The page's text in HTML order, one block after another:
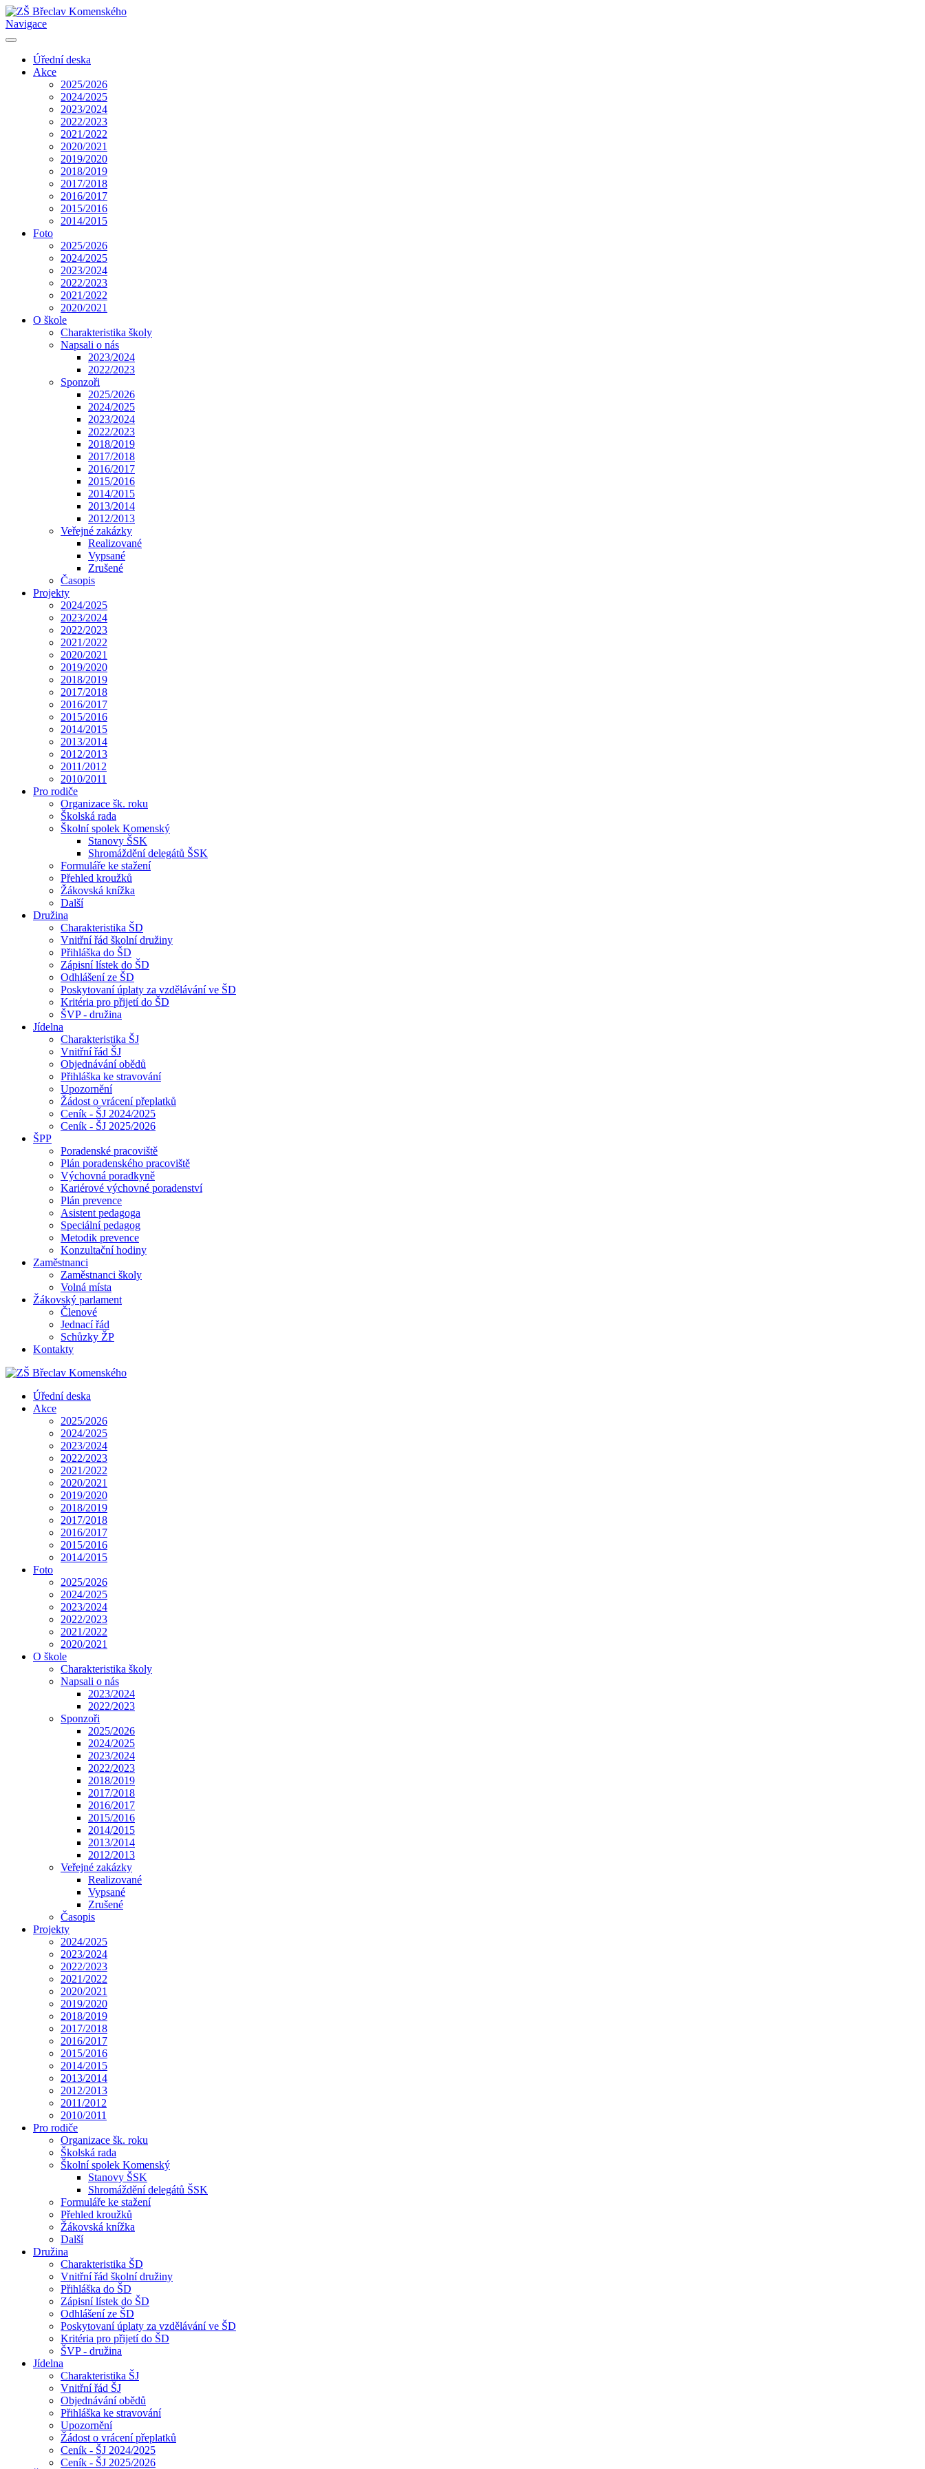
Navigace
Úřední deska
Akce
2025/2026
2024/2025
2023/2024
2022/2023
2021/2022
2020/2021
2019/2020
2018/2019
2017/2018
2016/2017
2015/2016
2014/2015
Foto
2025/2026
2024/2025
2023/2024
2022/2023
2021/2022
2020/2021
O škole
Charakteristika školy
Napsali o nás
2023/2024
2022/2023
Sponzoři
2025/2026
2024/2025
2023/2024
2022/2023
2018/2019
2017/2018
2016/2017
2015/2016
2014/2015
2013/2014
2012/2013
Veřejné zakázky
Realizované
Vypsané
Zrušené
Časopis
Projekty
2024/2025
2023/2024
2022/2023
2021/2022
2020/2021
2019/2020
2018/2019
2017/2018
2016/2017
2015/2016
2014/2015
2013/2014
2012/2013
2011/2012
2010/2011
Pro rodiče
Organizace šk. roku
Školská rada
Školní spolek Komenský
Stanovy ŠSK
Shromáždění delegátů ŠSK
Formuláře ke stažení
Přehled kroužků
Žákovská knížka
Další
Družina
Charakteristika ŠD
Vnitřní řád školní družiny
Přihláška do ŠD
Zápisní lístek do ŠD
Odhlášení ze ŠD
Poskytovaní úplaty za vzdělávání ve ŠD
Kritéria pro přijetí do ŠD
ŠVP - družina
Jídelna
Charakteristika ŠJ
Vnitřní řád ŠJ
Objednávání obědů
Přihláška ke stravování
Upozornění
Žádost o vrácení přeplatků
Ceník - ŠJ 2024/2025
Ceník - ŠJ 2025/2026
ŠPP
Poradenské pracoviště
Plán poradenského pracoviště
Výchovná poradkyně
Kariérové výchovné poradenství
Plán prevence
Asistent pedagoga
Speciální pedagog
Metodik prevence
Konzultační hodiny
Zaměstnanci
Zaměstnanci školy
Volná místa
Žákovský parlament
Členové
Jednací řád
Schůzky ŽP
Kontakty
Úřední deska
Akce
2025/2026
2024/2025
2023/2024
2022/2023
2021/2022
2020/2021
2019/2020
2018/2019
2017/2018
2016/2017
2015/2016
2014/2015
Foto
2025/2026
2024/2025
2023/2024
2022/2023
2021/2022
2020/2021
O škole
Charakteristika školy
Napsali o nás
2023/2024
2022/2023
Sponzoři
2025/2026
2024/2025
2023/2024
2022/2023
2018/2019
2017/2018
2016/2017
2015/2016
2014/2015
2013/2014
2012/2013
Veřejné zakázky
Realizované
Vypsané
Zrušené
Časopis
Projekty
2024/2025
2023/2024
2022/2023
2021/2022
2020/2021
2019/2020
2018/2019
2017/2018
2016/2017
2015/2016
2014/2015
2013/2014
2012/2013
2011/2012
2010/2011
Pro rodiče
Organizace šk. roku
Školská rada
Školní spolek Komenský
Stanovy ŠSK
Shromáždění delegátů ŠSK
Formuláře ke stažení
Přehled kroužků
Žákovská knížka
Další
Družina
Charakteristika ŠD
Vnitřní řád školní družiny
Přihláška do ŠD
Zápisní lístek do ŠD
Odhlášení ze ŠD
Poskytovaní úplaty za vzdělávání ve ŠD
Kritéria pro přijetí do ŠD
ŠVP - družina
Jídelna
Charakteristika ŠJ
Vnitřní řád ŠJ
Objednávání obědů
Přihláška ke stravování
Upozornění
Žádost o vrácení přeplatků
Ceník - ŠJ 2024/2025
Ceník - ŠJ 2025/2026